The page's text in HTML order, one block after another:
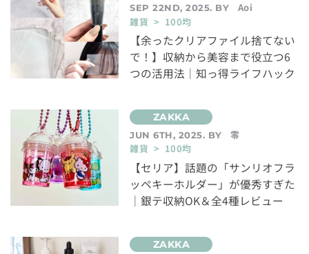
SEP 22ND, 2025. BY
Aoi
雑貨 > 100均
【余ったクリアファイル捨てない
で！】収納から美容まで役立つ6
つの活用法｜知っ得ライフハック
JUN 6TH, 2025. BY
零
雑貨 > 100均
【セリア】話題の「サンリオフラ
ッペキーホルダー」が優秀すぎた
｜銀テ収納OK＆全4種レビュー